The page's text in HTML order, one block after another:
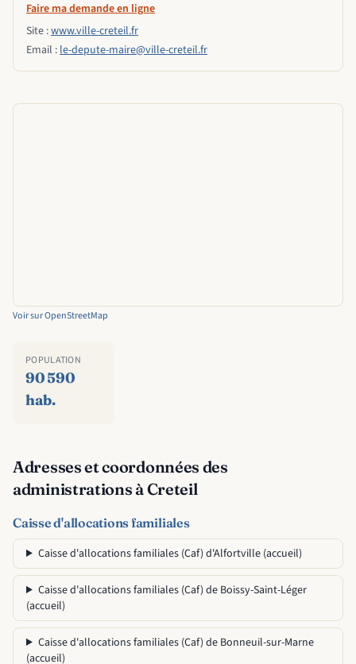
Faire ma demande en ligne
Site :www.ville-creteil.fr
Email :le-depute-maire@ville-creteil.fr
Voir sur OpenStreetMap
POPULATION
90 590
hab.
Adresses et coordonnées des
administrations à Creteil
Caisse d'allocations familiales
Caisse d'allocations familiales (Caf) d'Alfortville (accueil)
Caisse d'allocations familiales (Caf) de Boissy-Saint-Léger
(accueil)
Caisse d'allocations familiales (Caf) de Bonneuil-sur-Marne
(accueil)